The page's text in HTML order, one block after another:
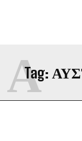
Tag:
Α